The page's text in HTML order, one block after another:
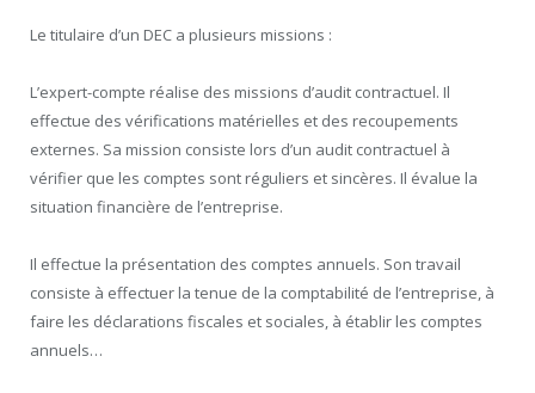
Le titulaire d’un DEC a plusieurs missions :
L’expert-compte réalise des missions d’audit contractuel. Il
effectue des vérifications matérielles et des recoupements
externes. Sa mission consiste lors d’un audit contractuel à
vérifier que les comptes sont réguliers et sincères. Il évalue la
situation financière de l’entreprise.
Il effectue la présentation des comptes annuels. Son travail
consiste à effectuer la tenue de la comptabilité de l’entreprise, à
faire les déclarations fiscales et sociales, à établir les comptes
annuels…